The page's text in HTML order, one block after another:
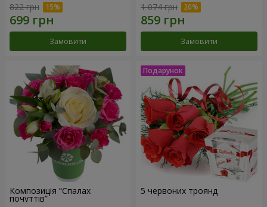
822 грн
Замовити
1 074 грн
Замовити
Композиція “Спалах
почуттів”
5 червоних троянд